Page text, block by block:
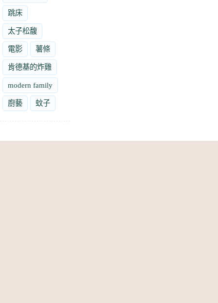
跳床
太子松馥
電影 薯條
肯德基的炸雞
modern family
廚藝 蚊子